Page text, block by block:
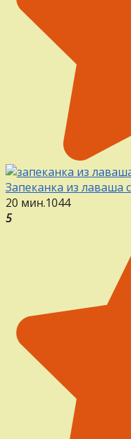
Запеканка из лаваша
20 мин.1044
5